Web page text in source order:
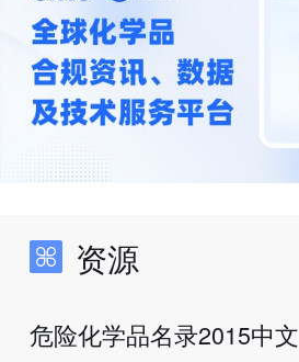
资源
危险化学品名录2015中文